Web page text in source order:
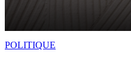
POLITIQUE